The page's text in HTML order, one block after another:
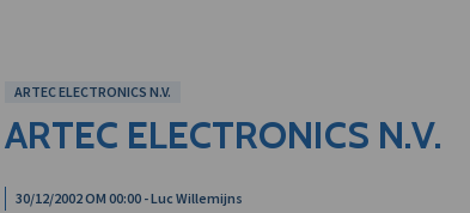
ARTEC ELECTRONICS N.V.
ARTEC ELECTRONICS N.V.
30/12/2002 OM 00:00 - Luc Willemijns